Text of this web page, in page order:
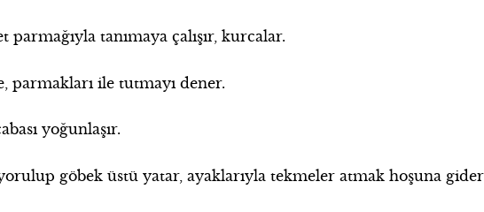
parmağıyla tanımaya çalışır, kurcalar.
parmakları ile tutmayı dener.
yoğunlaşır.
göbek üstü yatar, ayaklarıyla tekmeler atmak hoşuna